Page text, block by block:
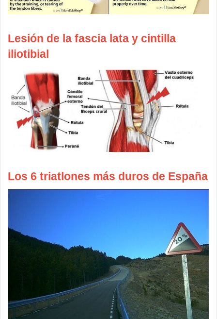
Lesión de la fascia lata y cintilla
iliotibial
Los 6 triatlones más duros de España